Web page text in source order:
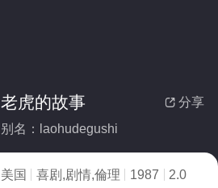
 分享
老虎的故事
别名：laohudegushi
美国 喜剧,剧情,倫理 1987
2.0